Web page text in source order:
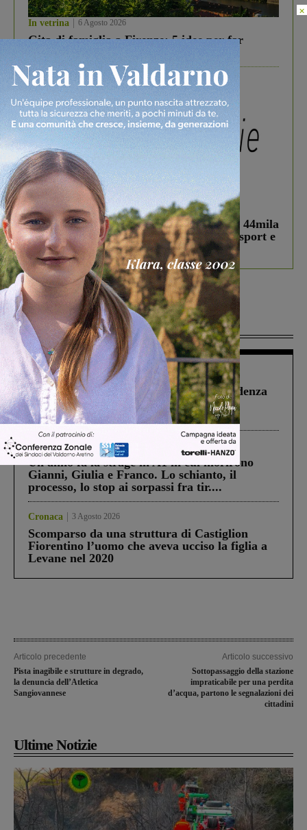
In vetrina 6 Agosto 2026
Gita di famiglia a Firenze: 5 idee per far
In vetrina 3 Agosto 2026
Estra Notizie agosto: Smart Cities, oltre 44mila
studenti coinvolti, torna il bando per lo sport e
debutta il podcast Estrair
Più lette
Figline Incisa Valdarno 1 Agosto 2026
Piscina di Figline finanziata oltre la scadenza
Pnrr, il gruppo di Fratelli d’Italia: “Un
ringraziamento al Governo”
Cronaca 4 Agosto 2026
Un anno fa la strage in A1 in cui morirono
Gianni, Giulia e Franco. Lo schianto, il
processo, lo stop ai sorpassi fra tir....
Cronaca 3 Agosto 2026
Scomparso da una struttura di Castiglion
Fiorentino l’uomo che aveva ucciso la figlia a
Levane nel 2020
Articolo precedente
Pista inagibile e strutture in degrado,
la denuncia dell’Atletica
Sangiovannese
Articolo successivo
Sottopassaggio della stazione
impraticabile per una perdita
d’acqua, partono le segnalazioni dei
cittadini
Ultime Notizie
×